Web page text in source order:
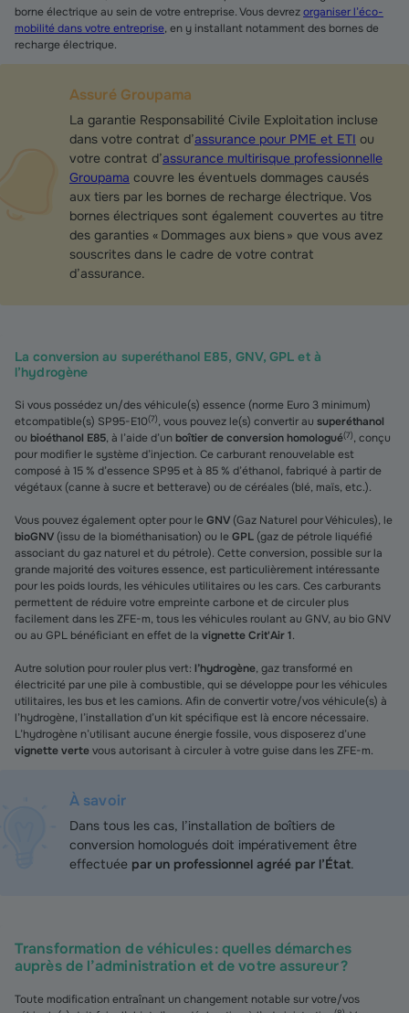
borne électrique au sein de votre entreprise. Vous devrezorganiser l’éco-
mobilité dans votre entreprise, en y installant notamment des bornes de
recharge électrique.
Assuré Groupama
La garantie Responsabilité Civile Exploitation incluse
dans votre contrat d’assurance pour PME et ETI ou
votre contrat d’assurance multirisque professionnelle
Groupama couvre les éventuels dommages causés
aux tiers par les bornes de recharge électrique. Vos
bornes électriques sont également couvertes au titre
des garanties « Dommages aux biens » que vous avez
souscrites dans le cadre de votre contrat
d’assurance.
La conversion au superéthanol E85, GNV, GPL et à
l’hydrogène
Si vous possédez un/des véhicule(s) essence (norme Euro 3 minimum)
et compatible(s) SP95-E10(7), vous pouvez le(s) convertir au superéthanol
ou bioéthanol E85, à l’aide d’unboîtier de conversion homologué(7), conçu
pour modifier le système d’injection. Ce carburant renouvelable est
composé à 15 % d’essence SP95 et à 85 % d’éthanol, fabriqué à partir de
végétaux (canne à sucre et betterave) ou de céréales (blé, maïs, etc.).
Vous pouvez également opter pour leGNV (Gaz Naturel pour Véhicules), le
bioGNV (issu de la biométhanisation) ou leGPL (gaz de pétrole liquéfié
associant du gaz naturel et du pétrole). Cette conversion, possible sur la
grande majorité des voitures essence, est particulièrement intéressante
pour les poids lourds, les véhicules utilitaires ou les cars. Ces carburants
permettent de réduire votre empreinte carbone et de circuler plus
facilement dans les ZFE-m, tous les véhicules roulant au GNV, au bio GNV
ou au GPL bénéficiant en effet de la vignette Crit'Air 1.
Autre solution pour rouler plus vert : l’hydrogène, gaz transformé en
électricité par une pile à combustible, qui se développe pour les véhicules
utilitaires, les bus et les camions. Afin de convertir votre/vos véhicule(s) à
l’hydrogène, l’installation d’un kit spécifique est là encore nécessaire.
L’hydrogène n’utilisant aucune énergie fossile, vous disposerez d’une
vignette vertevous autorisant à circuler à votre guise dans les ZFE-m.
À savoir
Dans tous les cas, l’installation de boîtiers de
conversion homologués doit impérativement être
effectuée par un professionnel agréé par l’État.
Transformation de véhicules : quelles démarches
auprès de l’administration et de votre assureur ?
Toute modification entraînant un changement notable sur votre/vos